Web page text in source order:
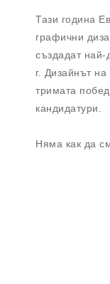
Тази година
графични
създадат най-
г. Дизайнът
тримата
кандидатури.
Няма как да